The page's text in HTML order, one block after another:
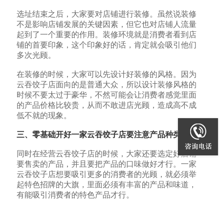
选址结束之后，大家要对店铺进行装修。虽然说装修
不是影响店铺发展的关键因素，但它也对店铺人流量
起到了一个重要的作用。装修环境就是消费者看到店
铺的首要印象，这个印象好的话，肯定就会吸引他们
多次光顾。
在装修的时候，大家可以先设计好装修的风格。因为
云吞饺子店面向的是普通大众，所以设计装修风格的
时候不要太过于豪华，不然可能会让消费者感觉里面
的产品价格比较贵，从而不敢进店光顾，造成高不成
低不就的现象。
三、零基础开好一家云吞饺子店要注意产品种类
同时在经营云吞饺子店的时候，大家还要选定好店铺
要售卖的产品，并且要把产品的口味做好才行。一家
云吞饺子店想要吸引更多的消费者的光顾，就必须举
起特色招牌的大旗，里面必须有丰富的产品和味道，
有能吸引消费者的特色产品才行。